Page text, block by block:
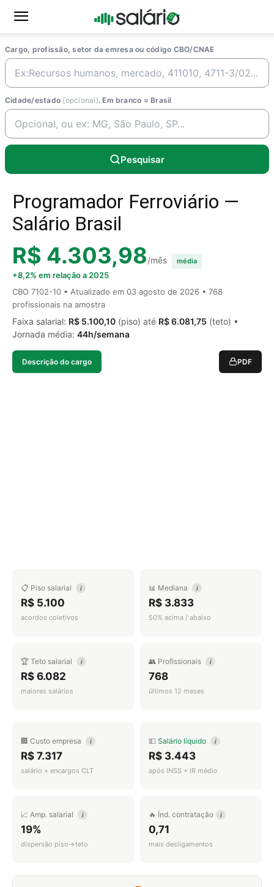
Cargo, profissão, setor da emresa ou código CBO/CNAE
Cidade/estado (opcional). Em branco = Brasil
Pesquisar
Programador Ferroviário —
Salário Brasil
R$ 4.303,98/mês média
+8,2% em relação a 2025
CBO 7102-10 • Atualizado em 03 agosto de 2026 • 768
profissionais na amostra
Faixa salarial: R$ 5.100,10 (piso) até R$ 6.081,75 (teto) •
Jornada média: 44h/semana
Descrição do cargo PDF
📋 Piso salarial i
R$ 5.100
acordos coletivos
📊 Mediana i
R$ 3.833
50% acima / abaixo
🏆 Teto salarial i
R$ 6.082
maiores salários
👥 Profissionais i
768
últimos 12 meses
🏢 Custo empresa i
R$ 7.317
salário + encargos CLT
💵 Salário líquido i
R$ 3.443
após INSS + IR médio
📈 Amp. salarial i
19%
dispersão piso→teto
🔥 Índ. contratação i
0,71
mais desligamentos